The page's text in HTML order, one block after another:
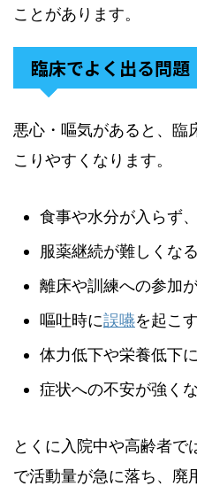
ことがあります。
臨床でよく出る問題
悪心・嘔気があると、臨
こりやすくなります。
食事や水分が入らず、
服薬継続が難しくなる
離床や訓練への参加
嘔吐時に誤嚥を起こ
体力低下や栄養低下
症状への不安が強く
とくに入院中や高齢者で
で活動量が急に落ち、廃